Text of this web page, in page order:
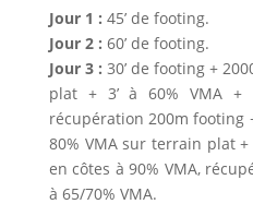
Jour 1 : 45’ de footing.
Jour 2 : 60’ de footing.
Jour 3 : 30’ de footing +
plat + 3’ à 60% VMA +
récupération 200m footing
80% VMA sur terrain plat +
en côtes à 90% VMA,
à 65/70% VMA.